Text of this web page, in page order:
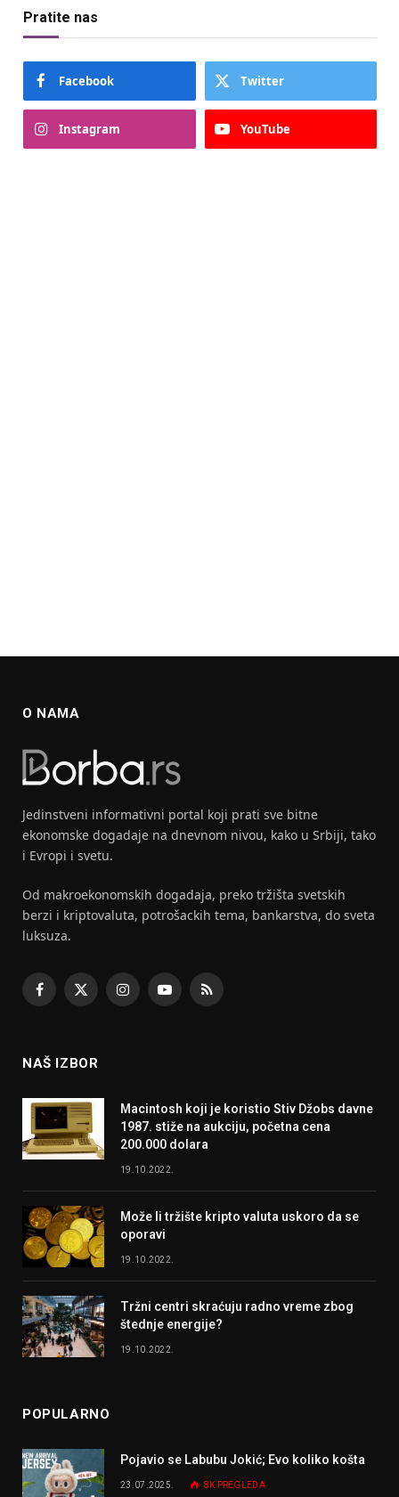
Pratite nas
Facebook Twitter
Instagram YouTube
O NAMA
Jedinstveni informativni portal koji prati sve bitne
ekonomske dogadaje na dnevnom nivou, kako u Srbiji, tako
i Evropi i svetu.
Od makroekonomskih dogadaja, preko tržišta svetskih
berzi i kriptovaluta, potrošackih tema, bankarstva, do sveta
luksuza.
Facebook
X
InstagramYouTubeRSS
NAŠ IZBOR
Macintosh koji je koristio Stiv Džobs davne
1987. stiže na aukciju, početna cena
200.000 dolara
19.10.2022.
Može li tržište kripto valuta uskoro da se
oporavi
19.10.2022.
Tržni centri skraćuju radno vreme zbog
štednje energije?
19.10.2022.
POPULARNO
Pojavio se Labubu Jokić; Evo koliko košta
23.07.2025. 8K PREGLEDA